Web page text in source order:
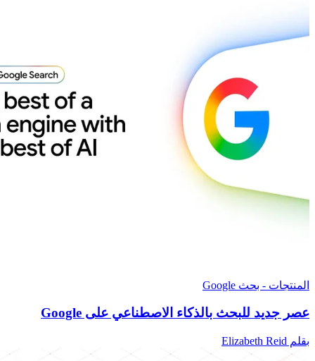
المنتجات - بحث Google
عصر جديد للبحث بالذكاء الاصطناعي على Google
بقلم Elizabeth Reid